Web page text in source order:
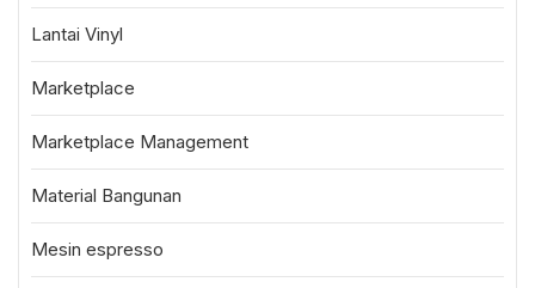
Lantai Vinyl
Marketplace
Marketplace Management
Material Bangunan
Mesin espresso